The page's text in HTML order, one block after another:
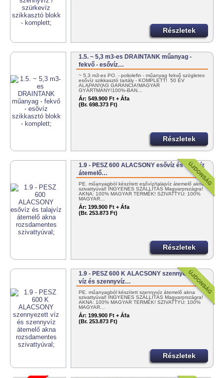
Részletek
1.5. ~ 5,3 m3-es DRAINTANK műanyag -
fekvő - esővíz…
~ 5,3 m3-es PO. - poliolefin - műanyag fekvő szögletes
esővíz szikkasztó tartály - KOMPLETT! 50 ÉV
ALAPANYAG GARANCIA!MAGYAR
GYÁRTMÁNY!100%-BAN…
Ár: 549.900 Ft + Áfa
(Br. 698.373 Ft)
Részletek
1.9 - PESZ 600 ALACSONY esővíz és talajvíz
átemelő…
PE. műanyagból készített esővíz/talajvíz átemelő akna
szivattyúval! INGYENES SZÁLLÍTÁS Magyarországra!
AKNA: 100% MAGYAR TERMÉK! SZIVATTYÚ: 100%
MAGYAR…
Ár: 199.900 Ft + Áfa
(Br. 253.873 Ft)
Részletek
1.9 - PESZ 600 K ALACSONY szennyezett
víz és szennyvíz…
PE. műanyagból készített szennyvíz átemelő akna
szivattyúval! INGYENES SZÁLLÍTÁS Magyarországra!
AKNA: 100% MAGYAR TERMÉK! SZIVATTYÚ: 100%
MAGYAR…
Ár: 199.900 Ft + Áfa
(Br. 253.873 Ft)
Részletek